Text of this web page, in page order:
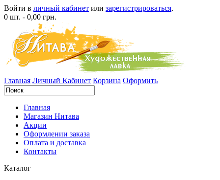
Войти в личный кабинет или зарегистрироваться.
0 шт. - 0,00 грн.
Главная Личный Кабинет Корзина Оформить
Главная
Магазин Нитава
Акции
Оформлении заказа
Оплата и доставка
Контакты
Каталог